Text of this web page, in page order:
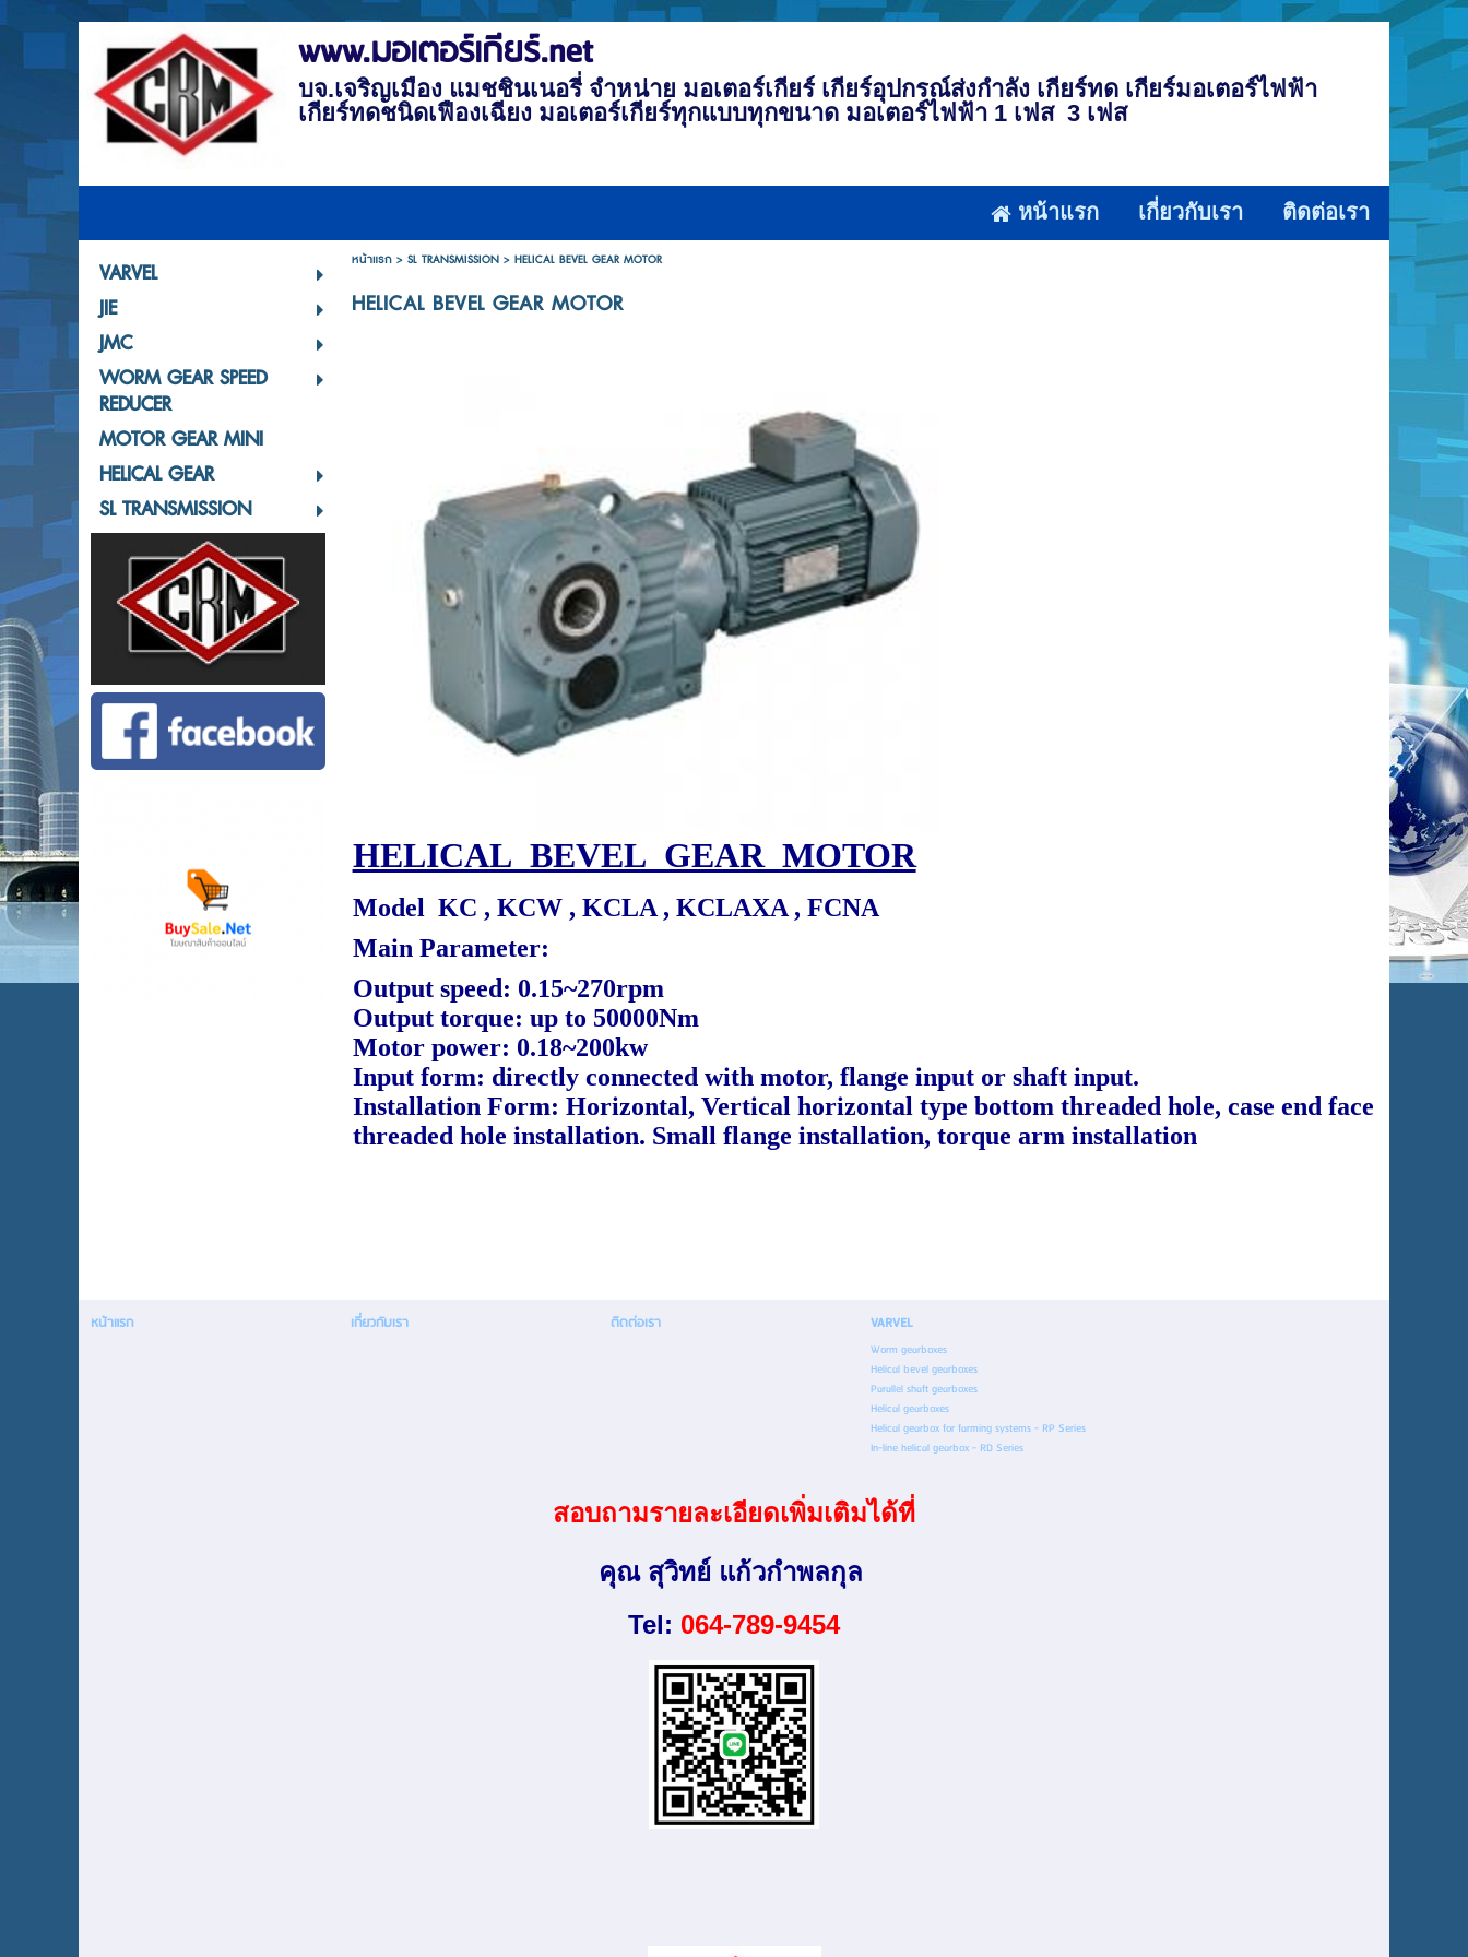
www.มอเตอร์เกียร์.net
บจ.เจริญเมือง แมชชินเนอรี่ จําหน่าย มอเตอร์เกียร์ เกียร์อุปกรณ์ส่งกําลัง เกียร์ทด เกียร์มอเตอร์ไฟฟ้า
เกียร์ทดชนิดเฟืองเฉียง มอเตอร์เกียร์ทุกแบบทุกขนาด มอเตอร์ไฟฟ้า 1 เฟส 3 เฟส
หน้าแรก เกี่ยวกับเรา ติดต่อเรา
VARVEL
JIE
JMC
WORM GEAR SPEED
REDUCER
MOTOR GEAR MINI
HELICAL GEAR
SL TRANSMISSION
หน้าแรก> SL TRANSMISSION> HELICAL BEVEL GEAR MOTOR
HELICAL BEVEL GEAR MOTOR
HELICAL BEVEL GEAR MOTOR
Model KC , KCW , KCLA , KCLAXA , FCNA
Main Parameter:
Output speed: 0.15~270rpm
Output torque: up to 50000Nm
Motor power: 0.18~200kw
Input form: directly connected with motor, flange input or shaft input.
Installation Form: Horizontal, Vertical horizontal type bottom threaded hole, case end face
threaded hole installation. Small flange installation, torque arm installation
หน้าแรก เกี่ยวกับเรา ติดต่อเรา VARVEL
Worm gearboxes
Helical bevel gearboxes
Parallel shaft gearboxes
Helical gearboxes
Helical gearbox for farming systems - RP Series
In-line helical gearbox - RD Series
สอบถามรายละเอียดเพิ่มเติมได้ที่
คุณ สุวิทย์ แก้วกำพลกุล
Tel: 064-789-9454